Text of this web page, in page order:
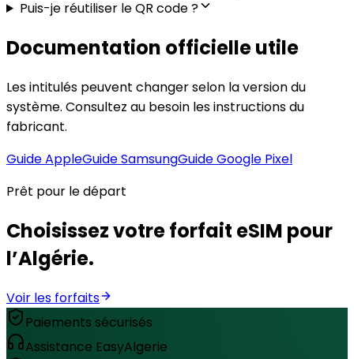
Puis-je réutiliser le QR code ?
Documentation officielle utile
Les intitulés peuvent changer selon la version du
système. Consultez au besoin les instructions du
fabricant.
Guide AppleGuide SamsungGuide Google Pixel
Prêt pour le départ
Choisissez votre forfait eSIM pour
l’Algérie.
Voir les forfaits
Paiements sécurisés
Assistance EasyAlgerie